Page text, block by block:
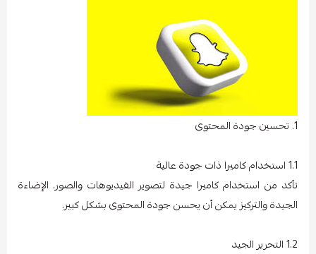
1. تحسين جودة المحتوى
1.1 استخدام كاميرا ذات جودة عالية
تأكد من استخدام كاميرا جيدة لتصوير الفيديوهات والصور. الإضاءة
الجيدة والتركيز يمكن أن يحسن جودة المحتوى بشكل كبير.
1.2 التحرير الجيد